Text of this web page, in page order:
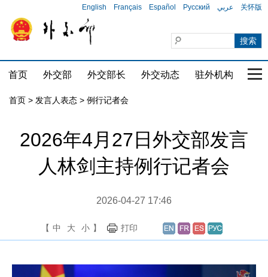
English Français Español Русский عربي 关怀版
首页 外交部 外交部长 外交动态 驻外机构 国
首页 > 发言人表态 > 例行记者会
2026年4月27日外交部发言
人林剑主持例行记者会
2026-04-27 17:46
【 中 大 小 】 打印